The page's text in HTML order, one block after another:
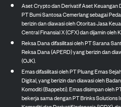
Aset Crypto dan Derivatif Aset Keuangan
PT Bumi Santosa Cemerlang sebagai
berizin dan diawasi oleh Otoritas Jasa
Central Finansial X (CFX) dan dijamin oleh
Reksa Dana difasilitasi oleh PT Sarana
Reksa Dana (APERD) yang berizin dan
(OJK).
Emas difasilitasi oleh PT Pluang Emas
Digital, yang berizin dan diawasi oleh
Komoditi (Bappebti). Emas disimpan oleh
bekerja sama dengan PT Brinks Solutions